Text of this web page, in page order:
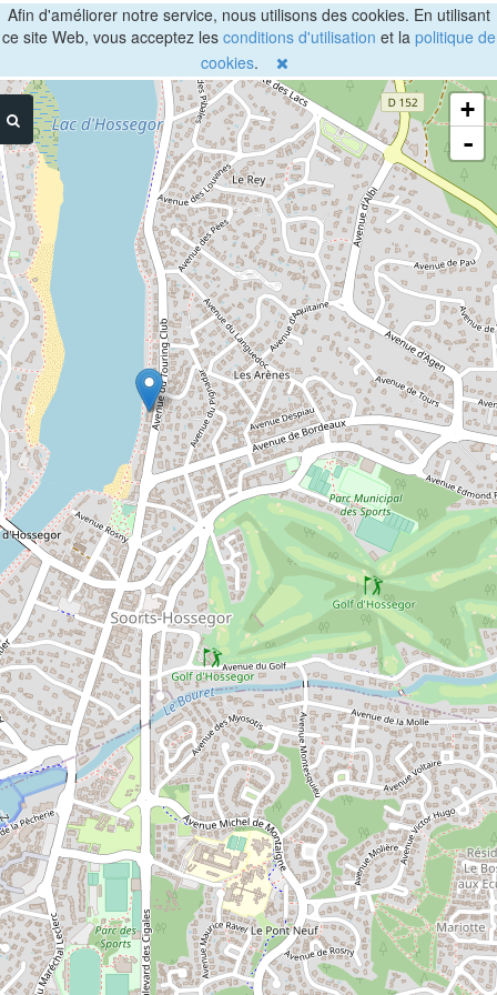
Afin d'améliorer notre service, nous utilisons des cookies. En utilisant
ce site Web, vous acceptez les conditions d'utilisation et la politique de
cookies.
+
-